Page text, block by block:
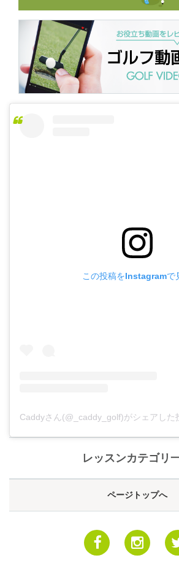
この投稿をInstagramで
Caddyさん(@_caddy_golf)がシェアした
レッスンカテゴリ
ページトップへ